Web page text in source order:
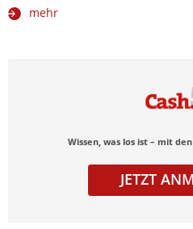
mehr
Wissen, was los ist – mit
JETZT